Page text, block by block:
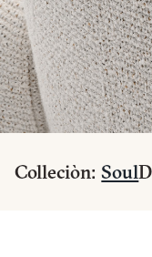
Colleciòn: Soul